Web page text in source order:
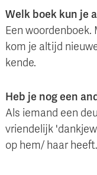
Welk boek kun je
Een woordenboek.
kom je altijd
kende.
Heb je nog een
Als iemand een
vriendelijk
op hem/ haar heeft.